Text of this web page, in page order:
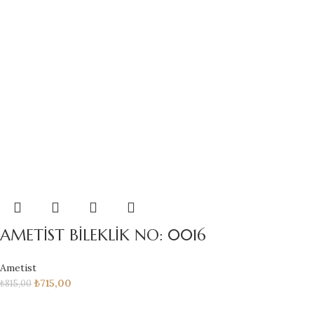
AMETİST BİLEKLİK NO: 0016
Ametist
₺815,00 ₺715,00